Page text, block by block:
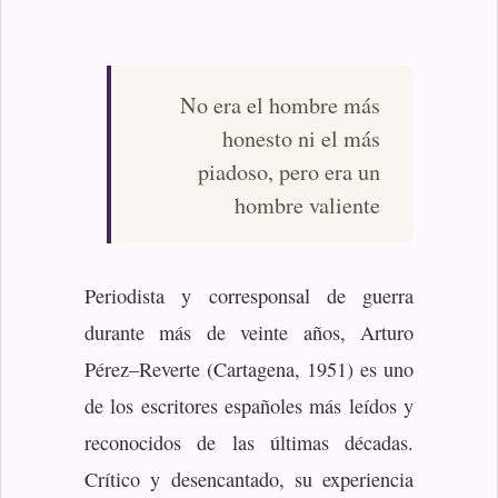
No era el hombre más
honesto ni el más
piadoso, pero era un
hombre valiente
Periodista y corresponsal de guerra
durante más de veinte años, Arturo
Pérez‒Reverte (Cartagena, 1951) es uno
de los escritores españoles más leídos y
reconocidos de las últimas décadas.
Crítico y desencantado, su experiencia